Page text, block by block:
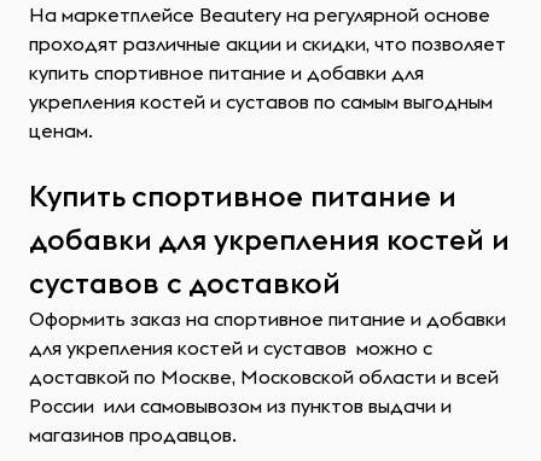
На маркетплейсе Beautery на регулярной основе
проходят различные акции и скидки, что позволяет
купить спортивное питание и добавки для
укрепления костей и суставов по самым выгодным
ценам.
Купить спортивное питание и
добавки для укрепления костей и
суставов с доставкой
Оформить заказ на спортивное питание и добавки
для укрепления костей и суставов можно с
доставкой по Москве, Московской области и всей
России или самовывозом из пунктов выдачи и
магазинов продавцов.